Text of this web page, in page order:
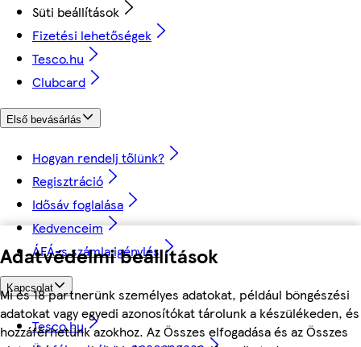
Adatvédelmi beállítások
Mi és 18 partnerünk személyes adatokat, például böngészési
adatokat vagy egyedi azonosítókat tárolunk a készülékeden, és
hozzáférhetünk azokhoz. Az Összes elfogadása és az Összes
Süti beállítások
Fizetési lehetőségek
Tesco.hu
Clubcard
Első bevásárlás
Hogyan rendelj tőlünk?
Regisztráció
Idősáv foglalása
Kedvenceim
ÁFÁ-s számla igénylés
Kapcsolat
Tesco.hu